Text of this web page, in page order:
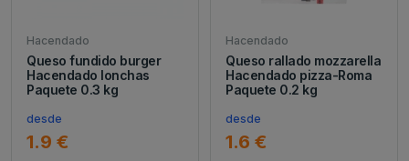
Hacendado
Queso fundido burger
Hacendado lonchas
Paquete 0.3 kg
desde
1.9 €
Hacendado
Queso rallado mozzarella
Hacendado pizza-Roma
Paquete 0.2 kg
desde
1.6 €